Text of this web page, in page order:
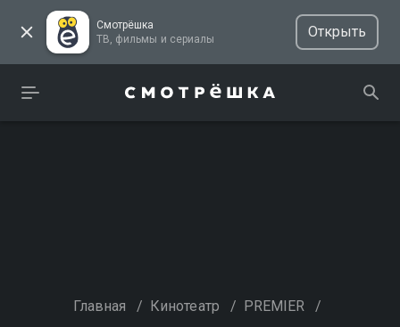
Смотрёшка
ТВ, фильмы и сериалы
Открыть
Главная / Кинотеатр / PREMIER /